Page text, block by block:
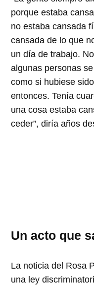
porque estaba
no estaba cansada
cansada de lo que
un día de trabajo.
algunas personas
como si hubiese
entonces. Tenía
una cosa estaba
ceder , diría años
Un acto que
La noticia del Rosa
una ley